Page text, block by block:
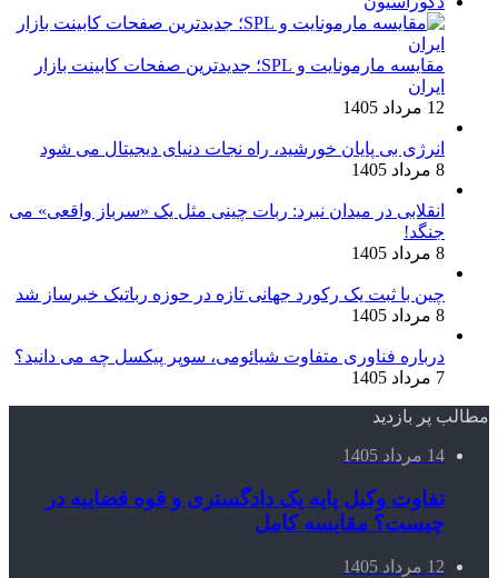
مقایسه مارمونایت و SPL؛ جدیدترین صفحات کابینت بازار
ایران
12 مرداد 1405
انرژی بی‌ پایان خورشید، راه نجات دنیای دیجیتال می شود
8 مرداد 1405
انقلابی در میدان نبرد: ربات چینی مثل یک «سرباز واقعی» می‌
جنگد!
8 مرداد 1405
چین با ثبت یک رکورد جهانی تازه در حوزه رباتیک خبرساز شد
8 مرداد 1405
درباره فناوری متفاوت شیائومی، سوپر پیکسل چه می دانید؟
7 مرداد 1405
مطالب پر بازدید
14 مرداد 1405
تفاوت وکیل پایه یک دادگستری و قوه قضاییه در
چیست؟ مقایسه کامل
12 مرداد 1405